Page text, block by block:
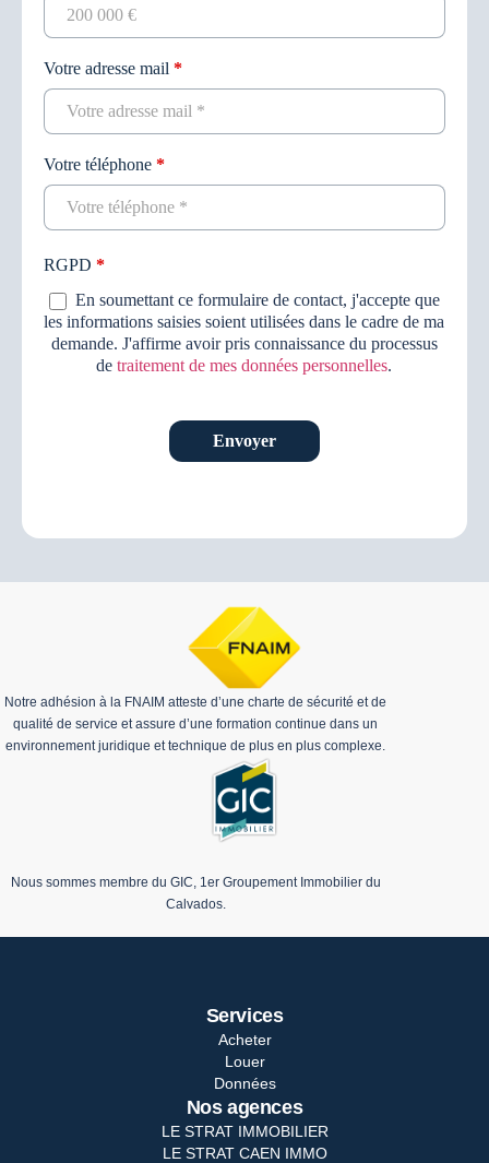
Votre adresse mail *
Votre téléphone *
RGPD *
En soumettant ce formulaire de contact, j'accepte que
les informations saisies soient utilisées dans le cadre de ma
demande. J'affirme avoir pris connaissance du processus
detraitement de mes données personnelles.
Envoyer
Notre adhésion à la FNAIM atteste d’une charte de sécurité et de
qualité de service et assure d’une formation continue dans un
environnement juridique et technique de plus en plus complexe.
Nous sommes membre du GIC, 1er Groupement Immobilier du
Calvados.
Services
Acheter
Louer
Données
Nos agences
LE STRAT IMMOBILIER
LE STRAT CAEN IMMO